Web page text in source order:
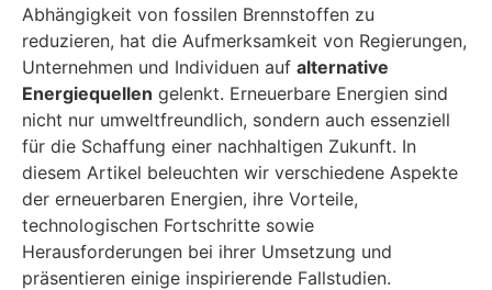
Abhängigkeit von fossilen Brennstoffen zu
reduzieren, hat die Aufmerksamkeit von Regierungen,
Unternehmen und Individuen auf alternative
Energiequellen gelenkt. Erneuerbare Energien sind
nicht nur umweltfreundlich, sondern auch essenziell
für die Schaffung einer nachhaltigen Zukunft. In
diesem Artikel beleuchten wir verschiedene Aspekte
der erneuerbaren Energien, ihre Vorteile,
technologischen Fortschritte sowie
Herausforderungen bei ihrer Umsetzung und
präsentieren einige inspirierende Fallstudien.